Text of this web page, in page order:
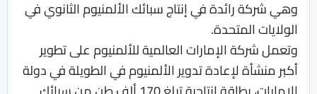
وهي شركة رائدة في إنتاج سبائك الألمنيوم الثانوي في
الولايات المتحدة.
وتعمل شركة الإمارات العالمية للألمنيوم على تطوير
أكبر منشأة لإعادة تدوير الألمنيوم في الطويلة في دولة